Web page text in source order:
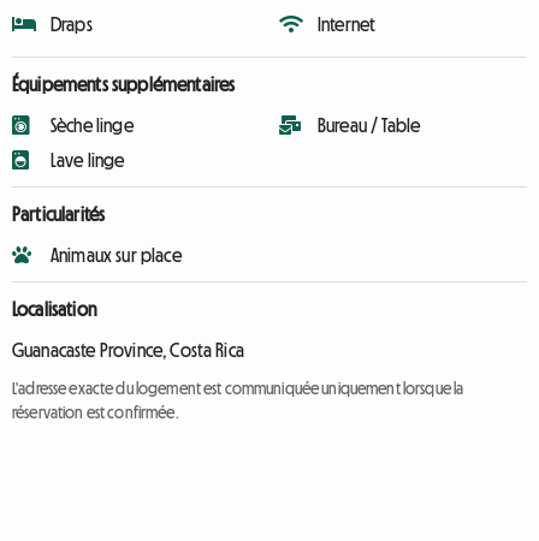
Draps
Internet
Équipements supplémentaires
Sèche linge
Lave linge
Bureau / Table
Particularités
Animaux sur place
Localisation
Guanacaste Province, Costa Rica
L'adresse exacte du logement est communiquée uniquement lorsque la
réservation est confirmée.